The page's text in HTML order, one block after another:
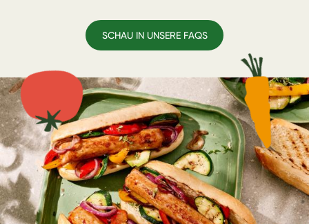
SCHAU IN UNSERE FAQS